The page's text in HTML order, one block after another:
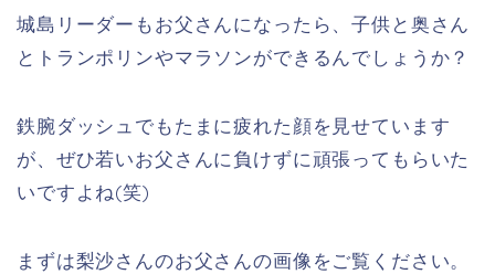
城島リーダーもお父さんになったら、子供と奥さん
とトランポリンやマラソンができるんでしょうか？
鉄腕ダッシュでもたまに疲れた顔を見せています
が、ぜひ若いお父さんに負けずに頑張ってもらいた
いですよね(笑)
まずは梨沙さんのお父さんの画像をご覧ください。